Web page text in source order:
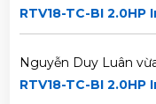
RTV18-TC-BI 2.0HP
Nguyễn Duy Luân
RTV18-TC-BI 2.0HP